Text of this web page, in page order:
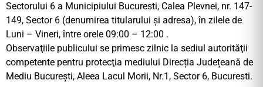
Sectorului 6 a Municipiului Bucuresti, Calea Plevnei, nr. 147-
149, Sector 6 (denumirea titularului şi adresa), în zilele de
Luni – Vineri, între orele 09:00 – 12:00 .
Observaţiile publicului se primesc zilnic la sediul autorităţii
competente pentru protecţia mediului Direcția Județeană de
Mediu București, Aleea Lacul Morii, Nr.1, Sector 6, Bucuresti.